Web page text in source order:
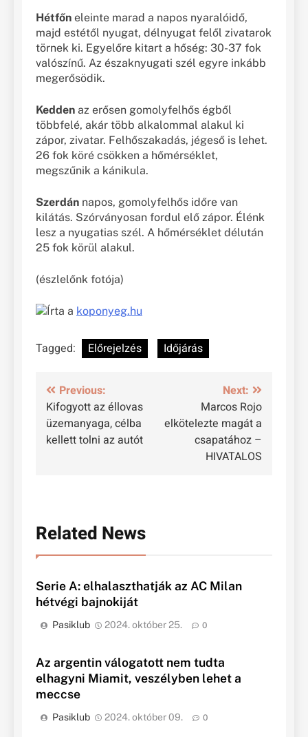
Hétfőn eleinte marad a napos nyaralóidő,
majd estétől nyugat, délnyugat felől zivatarok
törnek ki. Egyelőre kitart a hőség: 30-37 fok
valószínű. Az északnyugati szél egyre inkább
megerősödik.
Kedden az erősen gomolyfelhős égből
többfelé, akár több alkalommal alakul ki
zápor, zivatar. Felhőszakadás, jégeső is lehet.
26 fok köré csökken a hőmérséklet,
megszűnik a kánikula.
Szerdán napos, gomolyfelhős időre van
kilátás. Szórványosan fordul elő zápor. Élénk
lesz a nyugatias szél. A hőmérséklet délután
25 fok körül alakul.
(észlelőnk fotója)
Írta a koponyeg.hu
Tagged: Előrejelzés Időjárás
Bejegyzés
navigáció
Previous:
Kifogyott az éllovas
üzemanyaga, célba
kellett tolni az autót
Next:
Marcos Rojo
elkötelezte magát a
csapatához –
HIVATALOS
Related News
Serie A: elhalaszthatják az AC Milan
hétvégi bajnokiját
Pasiklub 2024. október 25. 0
Az argentin válogatott nem tudta
elhagyni Miamit, veszélyben lehet a
meccse
Pasiklub 2024. október 09. 0